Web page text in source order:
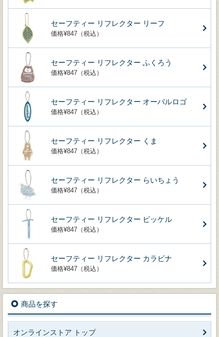
セーフティー リフレクター リーフ
価格¥847（税込）
セーフティー リフレクター ふくろう
価格¥847（税込）
セーフティー リフレクター オーバルロゴ
価格¥847（税込）
セーフティー リフレクター くま
価格¥847（税込）
セーフティー リフレクター らいちょう
価格¥847（税込）
セーフティー リフレクター ピッケル
価格¥847（税込）
セーフティー リフレクター カラビナ
価格¥847（税込）
商品を探す
オンラインストア トップ